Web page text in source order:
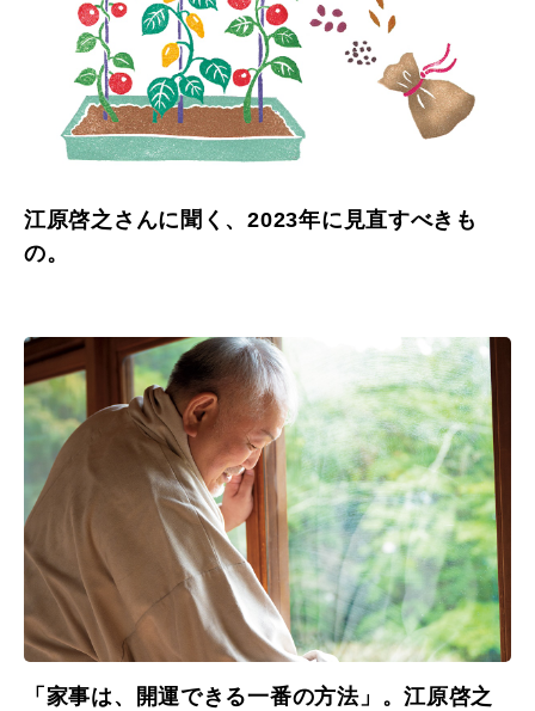
江原啓之さんに聞く、2023年に見直すべきも
の。
「家事は、開運できる一番の方法」。江原啓之